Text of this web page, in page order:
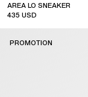
AREA LO SNEAKER
435 USD
PROMOTION